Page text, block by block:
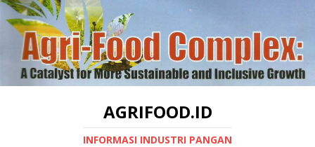
AGRIFOOD.ID
INFORMASI INDUSTRI PANGAN